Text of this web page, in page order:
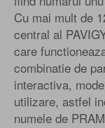
Cu mai mult de
central al
care
combinatie de
interactiva,
utilizare, astfel
numele de